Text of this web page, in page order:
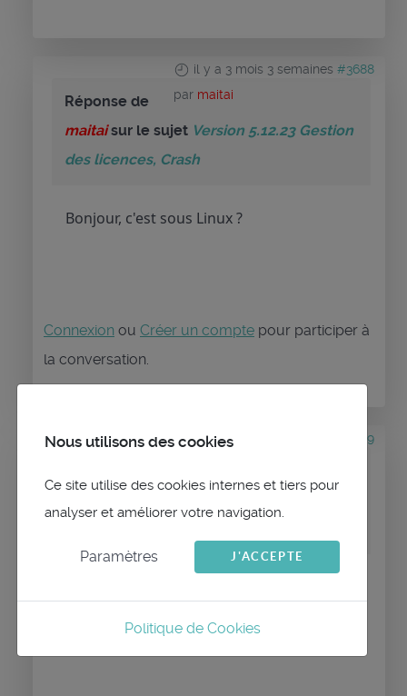
il y a 3 mois 3 semaines #3688
par maitai
Réponse de
maitaisur le sujet Version 5.12.23 Gestion
des licences, Crash
Bonjour, c'est sous Linux ?
Connexion ou Créer un compte pour participer à
la conversation.
il y a 3 mois 3 semaines
#3689
Nous utilisons des cookies
Ce site utilise des cookies internes et tiers pour
analyser et améliorer votre navigation.
Paramètres J'ACCEPTE
Politique de Cookies